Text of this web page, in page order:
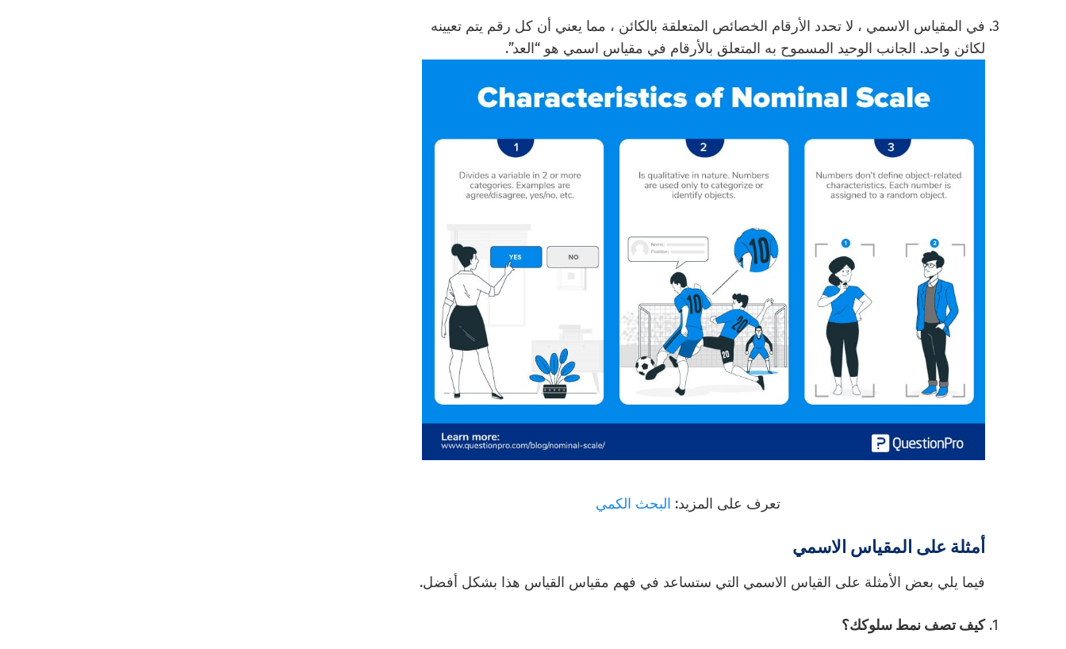
في المقياس الاسمي ، لا تحدد الأرقام الخصائص المتعلقة بالكائن ، مما يعني أن كل رقم يتم تعيينه
لكائن واحد. الجانب الوحيد المسموح به المتعلق بالأرقام في مقياس اسمي هو “العد”.
تعرف على المزيد: البحث الكمي
أمثلة على المقياس الاسمي
فيما يلي بعض الأمثلة على القياس الاسمي التي ستساعد في فهم مقياس القياس هذا بشكل أفضل.
كيف تصف نمط سلوكك؟